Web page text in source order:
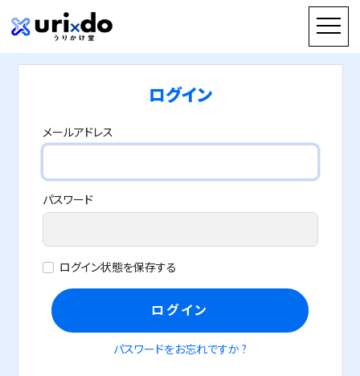
ログイン
メールアドレス
パスワード
ログイン状態を保存する
ログイン
パスワードをお忘れですか ?